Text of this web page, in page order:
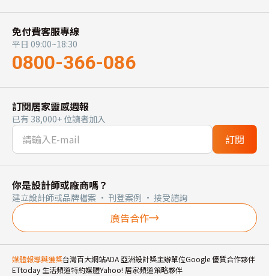
免付費客服專線
平日 09:00~18:30
0800-366-086
訂閱居家靈感週報
已有 38,000+ 位讀者加入
訂閱
你是設計師或廠商嗎？
建立設計師或品牌檔案 · 刊登案例 · 接受諮詢
廣告合作
媒體報導與獲獎台灣百大網站ADA 亞洲設計獎主辦單位Google 優質合作夥伴
ETtoday 生活頻道特約媒體Yahoo! 居家頻道策略夥伴